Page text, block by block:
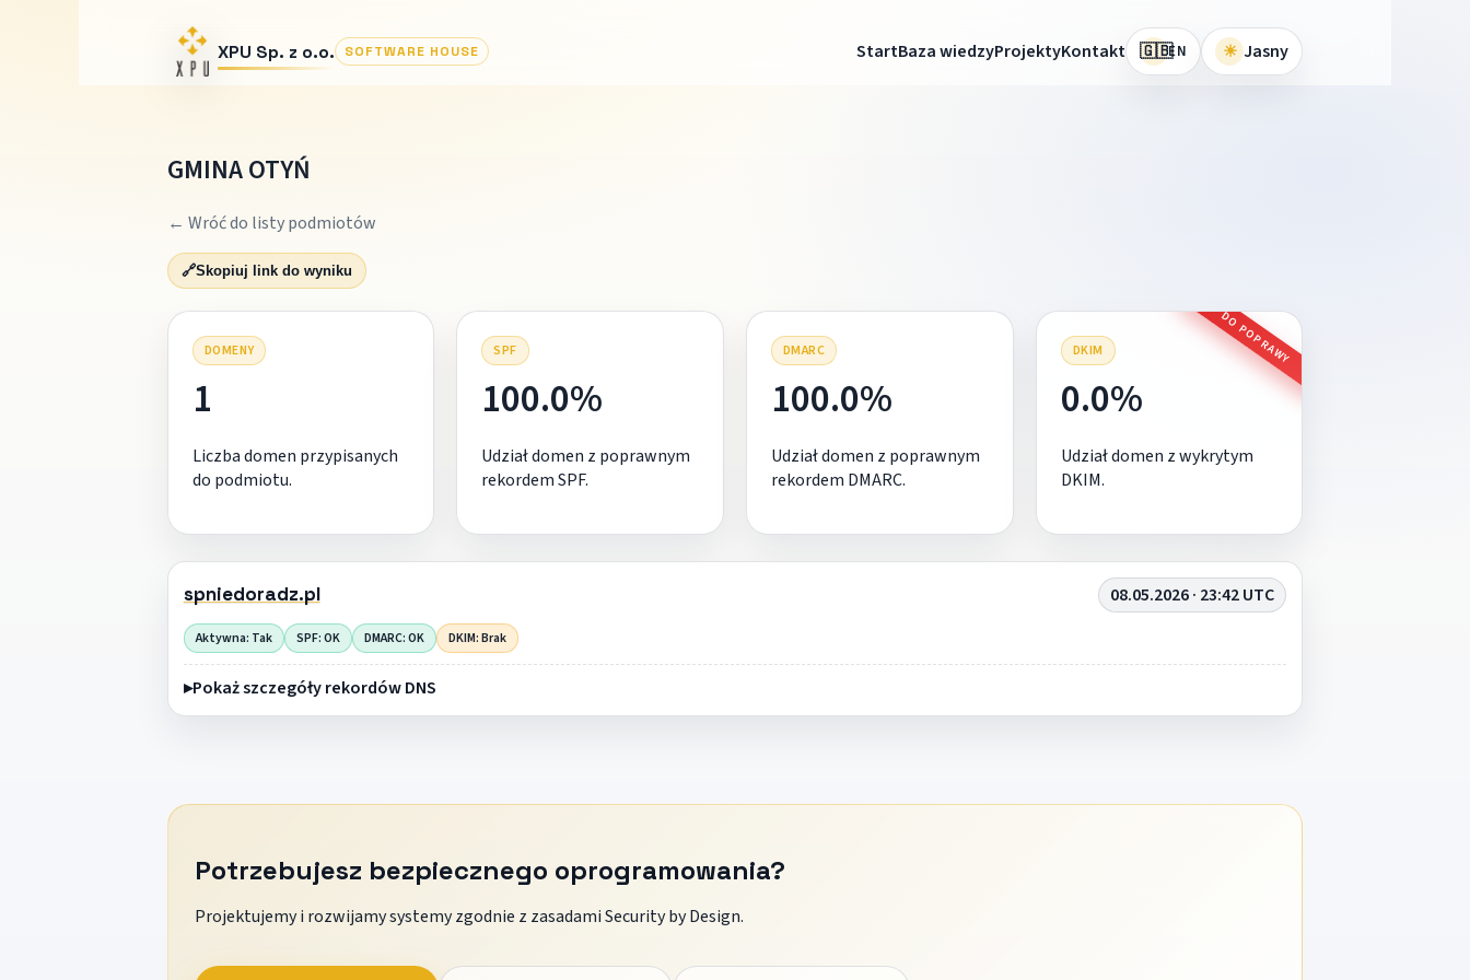
XPU Sp. z o.o. SOFTWARE HOUSE StartBaza wiedzyProjektyKontakt 🇬🇧EN ☀ Jasny
GMINA OTYŃ
← Wróć do listy podmiotów
🔗Skopiuj link do wyniku
DOMENY
1
Liczba domen przypisanych
do podmiotu.
SPF
100.0%
Udział domen z poprawnym
rekordem SPF.
DMARC
100.0%
Udział domen z poprawnym
rekordem DMARC.
DKIM DO POPRAWY
0.0%
Udział domen z wykrytym
DKIM.
spniedoradz.pl 08.05.2026 · 23:42 UTC
Aktywna: Tak SPF: OK DMARC: OK DKIM: Brak
Pokaż szczegóły rekordów DNS
Potrzebujesz bezpiecznego oprogramowania?
Projektujemy i rozwijamy systemy zgodnie z zasadami Security by Design.